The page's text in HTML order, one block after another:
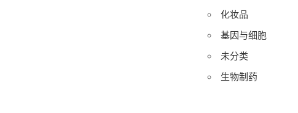
化妆品
基因与细胞
未分类
生物制药